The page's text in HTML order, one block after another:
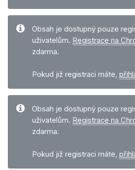
Obsah je dostupný pouze
uživatelům. Registrace na
zdarma.
Pokud již registraci máte,
Obsah je dostupný pouze
uživatelům. Registrace na
zdarma.
Pokud již registraci máte,